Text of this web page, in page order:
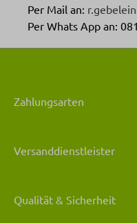
Per Mail an:
Per Whats App an:
Zahlungsarten
Versanddienstleister
Qualität & Sicherheit